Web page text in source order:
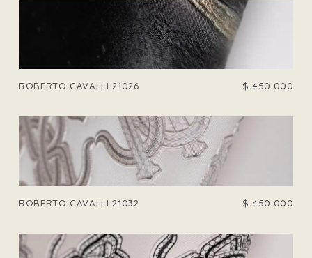
ROBERTO CAVALLI 21026 $ 450.000
ROBERTO CAVALLI 21032 $ 450.000